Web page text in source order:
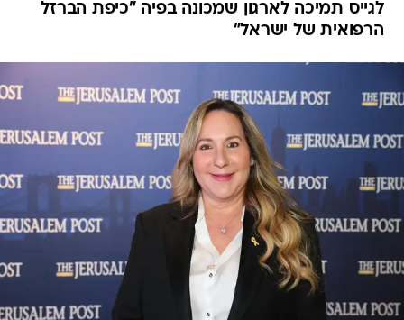
לגייס תמיכה לארגון שמכונה בפיה "כיפת הברזל
הרפואית של ישראל"